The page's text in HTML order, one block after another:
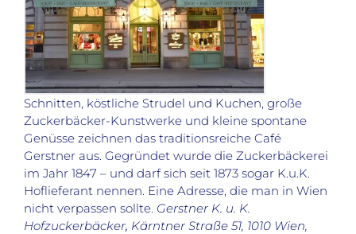
Schnitten, köstliche Strudel und Kuchen, große
Zuckerbäcker-Kunstwerke und kleine spontane
Genüsse zeichnen das traditionsreiche Café
Gerstner aus. Gegründet wurde die Zuckerbäckerei
im Jahr 1847 – und darf sich seit 1873 sogar K.u.K.
Hoflieferant nennen. Eine Adresse, die man in Wien
nicht verpassen sollte. Gerstner K. u. K.
Hofzuckerbäcker, Kärntner Straße 51, 1010 Wien,